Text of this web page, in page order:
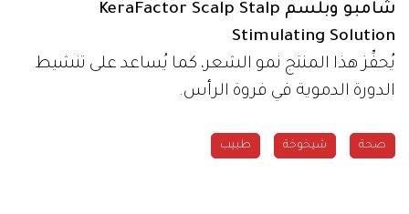
شامبو وبلسم KeraFactor Scalp Stalp
Stimulating Solution
يُحفِّز هذا المنتج نمو الشعر، كما يُساعد على تنشيط
الدورة الدموية في فروة الرأس.
صحة شيخوخة طبيب